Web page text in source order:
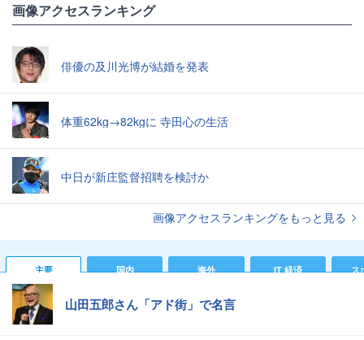
画像アクセスランキング
俳優の及川光博が結婚を発表
体重62kg→82kgに 寺田心の生活
中日が新庄監督招聘を検討か
画像アクセスランキングをもっと見る
主要 国内 海外 IT 経済 ス
山田五郎さん「アド街」で名言